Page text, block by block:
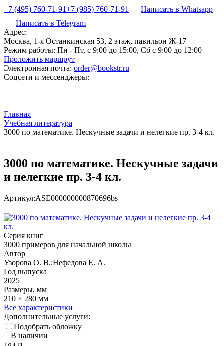
+7 (495) 760-71-91+7 (985) 760-71-91
Написать в Whatsapp
Написать в Telegram
Адрес:
Москва, 1-я Останкинская 53, 2 этаж, павильон Ж-17
Режим работы: Пн - Пт, с 9:00 до 15:00, Сб с 9:00 до 12:00
Проложить маршрут
Электронная почта: order@bookstr.ru
Соцсети и мессенджеры:
Главная
Учебная литература
3000 по математике. Нескучные задачи и нелегкие пр. 3-4 кл.
3000 по математике. Нескучные задачи
и нелегкие пр. 3-4 кл.
Артикул:ASE000000000870696bs
Серия книг
3000 примеров для начальной школы
Автор
Узорова О. В.;Нефедова Е. А.
Год выпуска
2025
Размеры, мм
210 × 280 мм
Все характеристики
Дополнительные услуги:
Подобрать обложку
В наличии